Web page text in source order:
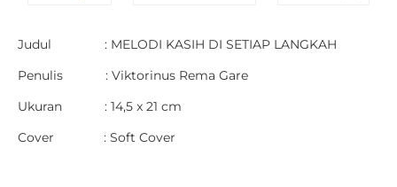
Judul : MELODI KASIH DI SETIAP LANGKAH
Penulis : Viktorinus Rema Gare
Ukuran : 14,5 x 21 cm
Cover : Soft Cover